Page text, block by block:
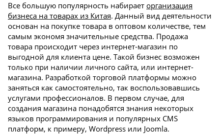
Все большую популярность набираеторганизация
бизнеса на товарах из Китая. Данный вид деятельности
основан на покупке товара в оптовом количестве, тем
самым экономя значительные средства. Продажа
товара происходит через интернет-магазин по
выгодной для клиента цене. Такой бизнес возможен
только при наличии личного сайта, или интернет-
магазина. Разработкой торговой платформы можно
заняться как самостоятельно, так воспользовавшись
услугами профессионалов. В первом случае, для
создания магазина понадобятся знания некоторых
языков программирования и популярных СMS
платформ, к примеру, Wordpress или Joomla.